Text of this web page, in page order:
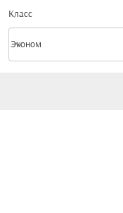
Класс
Класс option Эконом Selected
Эконом
keyboard_arrow_down